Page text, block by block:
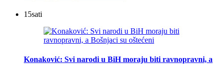
15sati
Konaković: Svi narodi u BiH moraju biti ravnopravni, a